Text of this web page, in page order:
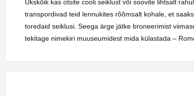
Ükskõik kas otsite cooli seiklust või soovite lihtsalt
transpordivad teid lennukites rõõmsalt kohale, et
toredaid seiklusi. Seega ärge jätke broneerimist
tekitage nimekiri muuseumidest mida külastada –